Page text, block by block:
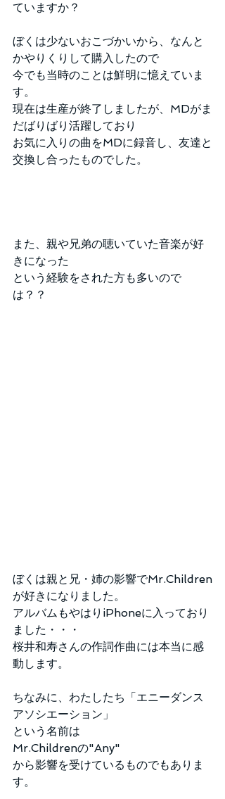
ていますか？
ぼくは少ないおこづかいから、なんと
かやりくりして購入したので
今でも当時のことは鮮明に憶えていま
す。
現在は生産が終了しましたが、MDがま
だばりばり活躍しており
お気に入りの曲をMDに録音し、友達と
交換し合ったものでした。
また、親や兄弟の聴いていた音楽が好
きになった
という経験をされた方も多いので
は？？
ぼくは親と兄・姉の影響でMr.Children
が好きになりました。
アルバムもやはりiPhoneに入っており
ました・・・
桜井和寿さんの作詞作曲には本当に感
動します。
ちなみに、わたしたち「エニーダンス
アソシエーション」
という名前は
Mr.Childrenの"Any"
から影響を受けているものでもありま
す。